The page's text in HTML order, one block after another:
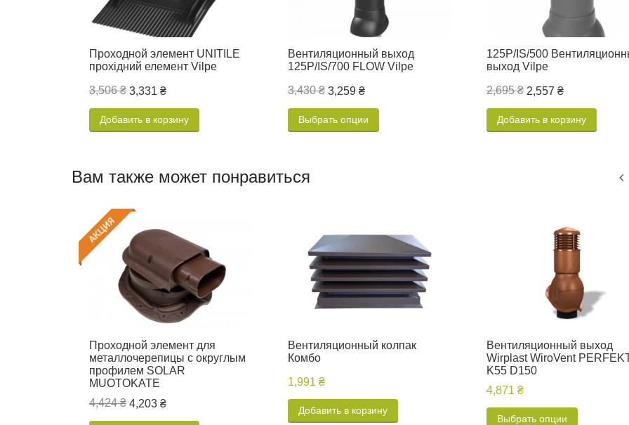
Проходной элемент UNITILE
прохідний елемент Vilpe
3,506 ₴ 3,331 ₴
Добавить в корзину
Вентиляционный выход
125P/IS/700 FLOW Vilpe
3,430 ₴ 3,259 ₴
Выбрать опции
125P/IS/500
выход Vilpe
2,695 ₴ 2,557 ₴
Добавить в корзину
Вам также может понравиться
Проходной элемент для
металлочерепицы с округлым
профилем SOLAR
MUOTOKATE
4,424 ₴ 4,203 ₴
Вентиляционный колпак
Комбо
1,991 ₴
Добавить в корзину
Вентиляционный выход
Wirplast WiroVent
K55 D150
4,871 ₴
Выбрать опции